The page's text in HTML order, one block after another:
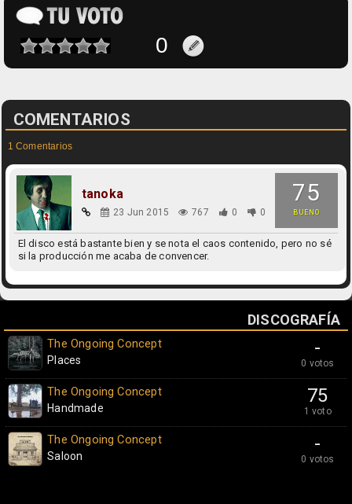
COMENTARIOS
1 Comentarios
75
BUENO
tanoka
23 Jun 2015 767 0 0
El disco está bastante bien y se nota el caos contenido, pero no sé
si la producción me acaba de convencer.
DISCOGRAFÍA
-
0 votos
The Ongoing Concept
Places
75
1 voto
The Ongoing Concept
Handmade
-
0 votos
The Ongoing Concept
Saloon